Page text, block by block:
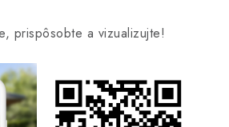
prispôsobte a vizualizujte!